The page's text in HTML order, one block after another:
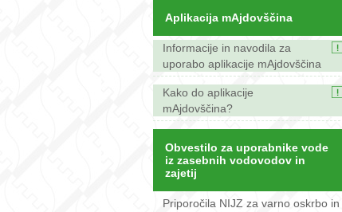
Aplikacija mAjdovščina
Informacije in navodila za
uporabo aplikacije mAjdovščina
Kako do aplikacije
mAjdovščina?
Obvestilo za uporabnike vode
iz zasebnih vodovodov in
zajetij
Priporočila NIJZ za varno oskrbo in